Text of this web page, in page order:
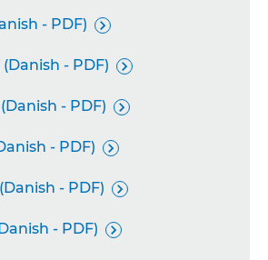
- PDF) 
- PDF) 
- PDF) 
- PDF) 
- PDF) 
- PDF) 